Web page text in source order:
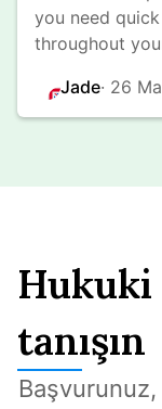
you need
throughout
Jade· 26
tanışın